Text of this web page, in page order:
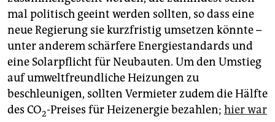
mal politisch geeint werden sollten, so dass eine
neue Regierung sie kurzfristig umsetzen könnte –
unter anderem schärfere Energiestandards und
eine Solarpflicht für Neubauten. Um den Umstieg
auf umweltfreundliche Heizungen zu
beschleunigen, sollten Vermieter zudem die Hälfte
des CO2-Preises für Heizenergie bezahlen; hier war